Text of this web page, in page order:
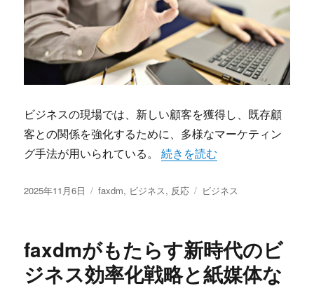
ビジネスの現場では、新しい顧客を獲得し、既存顧
客との関係を強化するために、多様なマーケティン
グ手法が用いられている。“faxdmが現代ビジネスにも
続きを読む
投
2025年11月6日
カ
ー
faxdm, ビジネス, 反応
タ
ビジネス
faxdmがもたらす新時代のビ
ジネス効率化戦略と紙媒体な